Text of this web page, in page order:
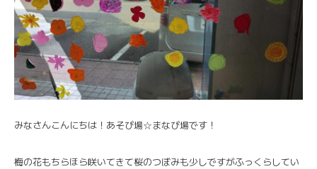
みなさんこんにちは！あそび場☆まなび場です！
梅の花もちらほら咲いてきて桜のつぼみも少しですがふっくらしてい